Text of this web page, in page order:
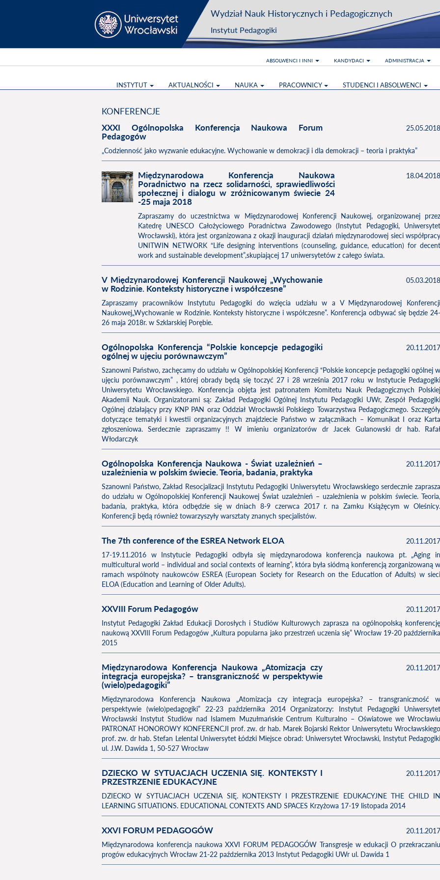
Wydział Nauk Historycznych i Pedagogicznych
Instytut Pedagogiki
INSTYTUT AKTUALNOŚCI NAUKA PRACOWNICY STUDENCI I ABSOLWENCI
ABSOLWENCI I INNI KANDYDACI ADMINISTRACJA
KONFERENCJE
XXXI Ogólnopolska Konferencja Naukowa Forum
Pedagogów
25.05.2018
„Codzienność jako wyzwanie edukacyjne. Wychowanie w demokracji i dla demokracji – teoria i praktyka”
Międzynarodowa Konferencja Naukowa
Poradnictwo na rzecz solidarności, sprawiedliwości
społecznej i dialogu w zróżnicowanym świecie 24
-25 maja 2018
18.04.2018
Zapraszamy do uczestnictwa w Międzynarodowej Konferencji Naukowej, organizowanej przez
Katedrę UNESCO Całożyciowego Poradnictwa Zawodowego (Instytut Pedagogiki, Uniwersytet
Wrocławski), która jest organizowana z okazji inauguracji działań międzynarodowej sieci współpracy
UNITWIN NETWORK “Life designing interventions (counseling, guidance, education) for decent
work and sustainable development”,skupiającej 17 uniwersytetów z całego świata.
V Międzynarodowej Konferencji Naukowej „Wychowanie
w Rodzinie. Konteksty historyczne i współczesne”
05.03.2018
Zapraszamy pracowników Instytutu Pedagogiki do wzięcia udziału w a V Międzynarodowej Konferencji
Naukowej„Wychowanie w Rodzinie. Konteksty historyczne i współczesne”. Konferencja odbywać się będzie 24-
26 maja 2018r. w Szklarskiej Porębie.
Ogólnopolska Konferencja “Polskie koncepcje pedagogiki
ogólnej w ujęciu porównawczym”
20.11.2017
Szanowni Państwo, zachęcamy do udziału w Ogólnopolskiej Konferencji “Polskie koncepcje pedagogiki ogólnej w
ujęciu porównawczym” , której obrady będą się toczyć 27 i 28 września 2017 roku w Instytucie Pedagogiki
Uniwersytetu Wrocławskiego. Konferencja objęta jest patronatem Komitetu Nauk Pedagogicznych Polskiej
Akademii Nauk. Organizatorami są: Zakład Pedagogiki Ogólnej Instytutu Pedagogiki UWr, Zespół Pedagogiki
Ogólnej działający przy KNP PAN oraz Oddział Wrocławski Polskiego Towarzystwa Pedagogicznego. Szczegóły
dotyczące tematyki i kwestii organizacyjnych znajdziecie Państwo w załącznikach – Komunikat I oraz Karta
zgłoszeniowa. Serdecznie zapraszamy !! W imieniu organizatorów dr Jacek Gulanowski dr hab. Rafał
Włodarczyk
Ogólnopolska Konferencja Naukowa - Świat uzależnień –
uzależnienia w polskim świecie. Teoria, badania, praktyka
20.11.2017
Szanowni Państwo, Zakład Resocjalizacji Instytutu Pedagogiki Uniwersytetu Wrocławskiego serdecznie zaprasza
do udziału w Ogólnopolskiej Konferencji Naukowej Świat uzależnień – uzależnienia w polskim świecie. Teoria,
badania, praktyka, która odbędzie się w dniach 8-9 czerwca 2017 r. na Zamku Książęcym w Oleśnicy.
Konferencji będą również towarzyszyły warsztaty znanych specjalistów.
The 7th conference of the ESREA Network ELOA
20.11.2017
17-19.11.2016 w Instytucie Pedagogiki odbyła się międzynarodowa konferencja naukowa pt. „Aging in
multicultural world – individual and social contexts of learning”, która była siódmą konferencją zorganizowaną w
ramach wspólnoty naukowców ESREA (European Society for Research on the Education of Adults) w sieci
ELOA (Education and Learning of Older Adults).
XXVIII Forum Pedagogów
20.11.2017
Instytut Pedagogiki Zakład Edukacji Dorosłych i Studiów Kulturowych zaprasza na ogólnopolską konferencję
naukową XXVIII Forum Pedagogów „Kultura popularna jako przestrzeń uczenia się” Wrocław 19-20 października
2015
Międzynarodowa Konferencja Naukowa „Atomizacja czy
integracja europejska? – transgraniczność w perspektywie
(wielo)pedagogiki”
20.11.2017
Międzynarodowa Konferencja Naukowa „Atomizacja czy integracja europejska? – transgraniczność w
perspektywie (wielo)pedagogiki” 22-23 października 2014 Organizatorzy: Instytut Pedagogiki Uniwersytet
Wrocławski Instytut Studiów nad Islamem Muzułmańskie Centrum Kulturalno – Oświatowe we Wrocławiu
PATRONAT HONOROWY KONFERENCJI prof. zw. dr hab. Marek Bojarski Rektor Uniwersytetu Wrocławskiego
prof. zw. dr hab. Stefan Lelental Uniwersytet Łódzki Miejsce obrad: Uniwersytet Wrocławski, Instytut Pedagogiki
ul. J.W. Dawida 1, 50-527 Wrocław
DZIECKO W SYTUACJACH UCZENIA SIĘ. KONTEKSTY I
PRZESTRZENIE EDUKACYJNE
20.11.2017
DZIECKO W SYTUACJACH UCZENIA SIĘ. KONTEKSTY I PRZESTRZENIE EDUKACYJNE THE CHILD IN
LEARNING SITUATIONS. EDUCATIONAL CONTEXTS AND SPACES Krzyżowa 17-19 listopada 2014
XXVI FORUM PEDAGOGÓW
20.11.2017
Międzynarodowa konferencja naukowa XXVI FORUM PEDAGOGÓW Transgresje w edukacji O przekraczaniu
progów edukacyjnych Wrocław 21-22 października 2013 Instytut Pedagogiki UWr ul. Dawida 1